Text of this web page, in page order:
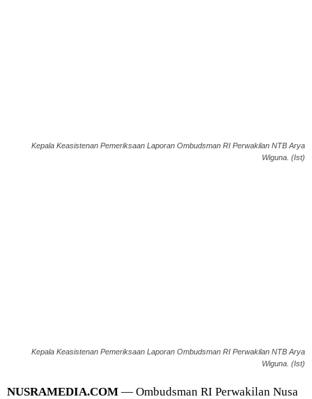
Kepala Keasistenan Pemeriksaan Laporan Ombudsman RI Perwakilan NTB Arya
Wiguna. (Ist)
Kepala Keasistenan Pemeriksaan Laporan Ombudsman RI Perwakilan NTB Arya
Wiguna. (Ist)
NUSRAMEDIA.COM — Ombudsman RI Perwakilan Nusa